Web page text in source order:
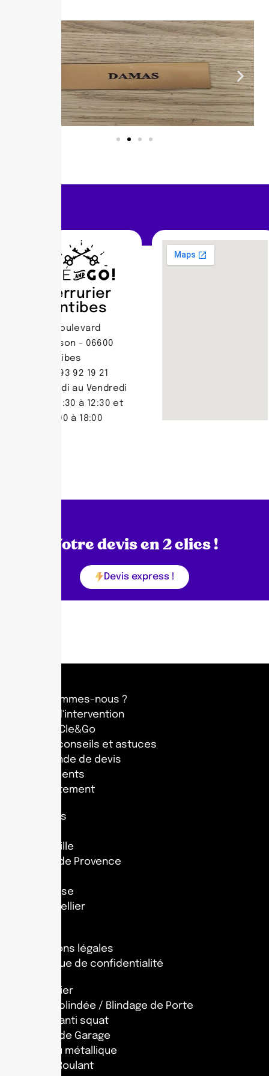
Serrurier
Antibes
8 Boulevard
Wilson - 06600
Antibes
04 93 92 19 21
Lundi au Vendredi
: 08:30 à 12:30 et
14:00 à 18:00
Votre devis en 2 clics !
Devis express !
Qui sommes-nous ?
Zone d'intervention
Tarifs Cle&Go
Blog : conseils et astuces
Demande de devis
Avis Clients
Recrutement
Antibes
Marseille
Salon de Provence
Toulouse
Montpellier
Mentions légales
Politique de confidentialité
Serrurier
Porte blindée / Blindage de Porte
Porte anti squat
Porte de Garage
Rideau métallique
Volet Roulant